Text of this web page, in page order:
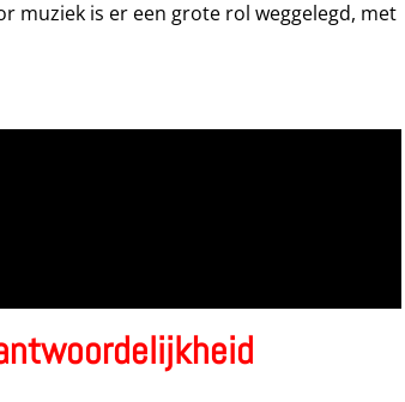
muziek is er een grote rol weggelegd, met